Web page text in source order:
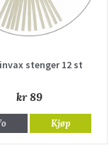
stenger 12 st
kr 89
Kjøp